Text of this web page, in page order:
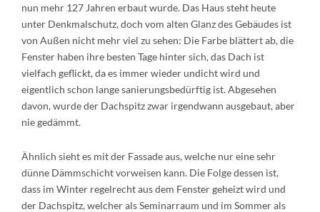
nun mehr 127 Jahren erbaut wurde. Das Haus steht heute
unter Denkmalschutz, doch vom alten Glanz des Gebäudes ist
von Außen nicht mehr viel zu sehen: Die Farbe blättert ab, die
Fenster haben ihre besten Tage hinter sich, das Dach ist
vielfach geflickt, da es immer wieder undicht wird und
eigentlich schon lange sanierungsbedürftig ist. Abgesehen
davon, wurde der Dachspitz zwar irgendwann ausgebaut, aber
nie gedämmt.
Ähnlich sieht es mit der Fassade aus, welche nur eine sehr
dünne Dämmschicht vorweisen kann. Die Folge dessen ist,
dass im Winter regelrecht aus dem Fenster geheizt wird und
der Dachspitz, welcher als Seminarraum und im Sommer als